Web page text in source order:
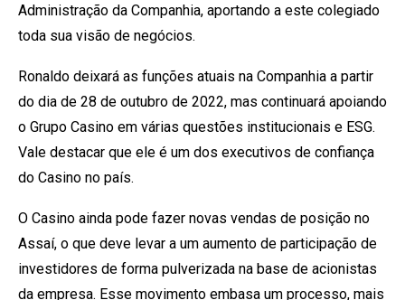
Administração da Companhia, aportando a este colegiado
toda sua visão de negócios.
Ronaldo deixará as funções atuais na Companhia a partir
do dia de 28 de outubro de 2022, mas continuará apoiando
o Grupo Casino em várias questões institucionais e ESG.
Vale destacar que ele é um dos executivos de confiança
do Casino no país.
O Casino ainda pode fazer novas vendas de posição no
Assaí, o que deve levar a um aumento de participação de
investidores de forma pulverizada na base de acionistas
da empresa. Esse movimento embasa um processo, mais